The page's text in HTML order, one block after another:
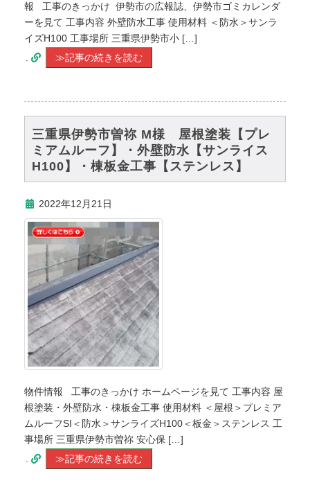
報 工事のきっかけ 伊勢市の広報誌、伊勢市ゴミカレンダ
ーを見て 工事内容 外壁防水工事 使用材料 ＜防水＞サンラ
イズH100 工事場所 三重県伊勢市小 […]
≫記事の続きを読む
三重県伊勢市曽祢 M様 屋根塗装【プレ
ミアムルーフ】・外壁防水【サンライス
H100】・棟板金工事【ステンレス】
2022年12月21日
物件情報 工事のきっかけ ホームページを見て 工事内容 屋
根塗装・外壁防水・棟板金工事 使用材料 ＜屋根＞プレミア
ムルーフSI＜防水＞サンライズH100＜板金＞ステンレス 工
事場所 三重県伊勢市曽祢 安心保 […]
≫記事の続きを読む